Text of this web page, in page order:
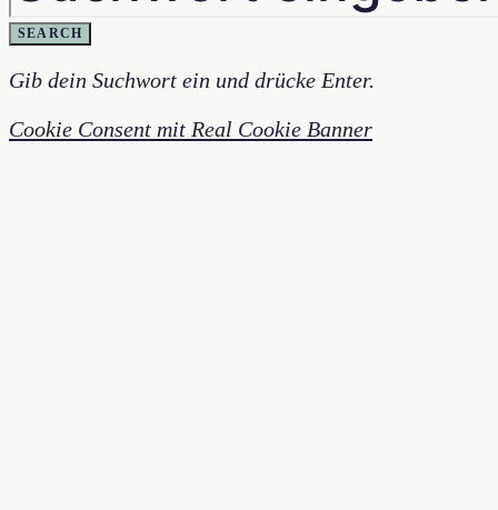
SEARCH
Gib dein Suchwort ein und drücke Enter.
Cookie Consent mit Real Cookie Banner